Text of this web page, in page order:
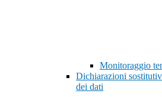
Monitoraggio
Dichiarazioni
dei dati